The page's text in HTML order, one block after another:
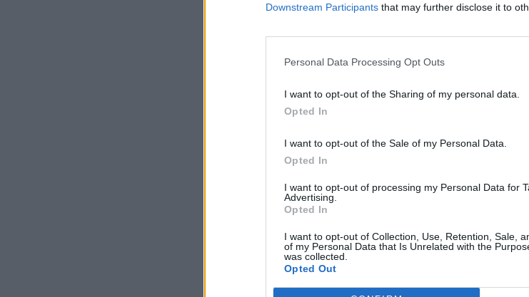
Downstream Participants that may further disclose it to
Personal Data Processing Opt Outs
I want to opt-out of the Sharing of my personal data.
Opted In
I want to opt-out of the Sale of my Personal Data.
Opted In
I want to opt-out of processing my Personal Data for
Advertising.
Opted In
I want to opt-out of Collection, Use, Retention, Sale,
of my Personal Data that Is Unrelated with the
was collected.
Opted Out